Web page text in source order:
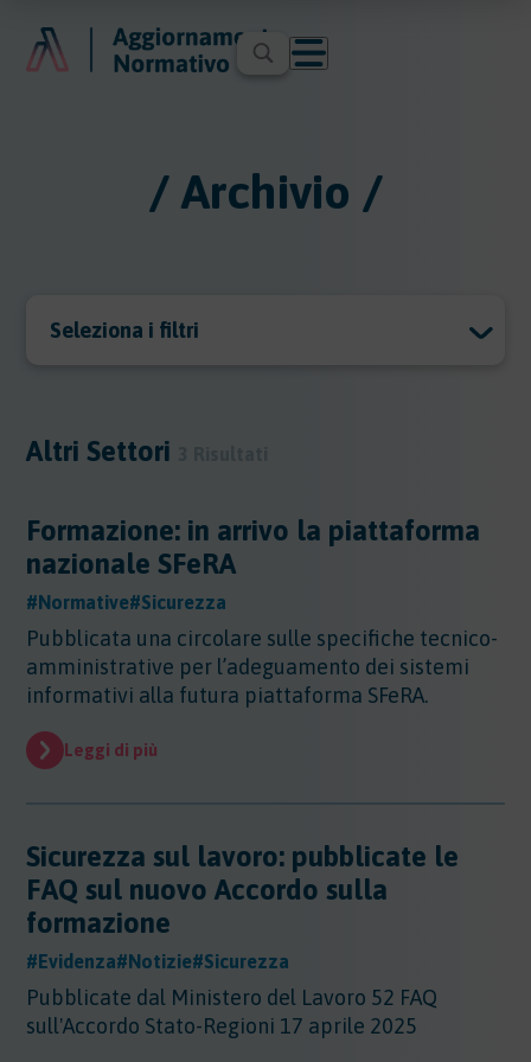
/ Archivio /
Seleziona i filtri
Altri Settori
Altri Settori
Altri Settori - Beni culturali
Altri Settori - Formazione
Altri Settori - Giurisprudenza
Altri Settori - Territorio
Altri Settori - Salute
Ambiente
Ambiente - Acque
Ambiente - Suolo
Ambiente - Rifiuti/SISTRI/RAEE
Ambiente - Inquinamento Elettromagnetico
Ambiente - Inquinamento Acustico
Ambiente - Autorizzazione Unica Ambientale
Ambiente - Rifiuti/RENTRI
Approfondimenti
Certificazioni
Certificazioni - Ecolabel/LCA
Certificazioni - Qualità
Certificazioni - Sicurezza
Certificazioni - CSR
Contributi
Documenti
Documenti
Edilizia
Energia
Altri Settori
Formazione: in arrivo la piattaforma
nazionale SFeRA
#Normative#Sicurezza
Pubblicata una circolare sulle specifiche tecnico-
amministrative per l’adeguamento dei sistemi
informativi alla futura piattaforma SFeRA.
Leggi di più
Sicurezza sul lavoro: pubblicate le
FAQ sul nuovo Accordo sulla
formazione
#Evidenza#Notizie#Sicurezza
Pubblicate dal Ministero del Lavoro 52 FAQ
sull'Accordo Stato-Regioni 17 aprile 2025